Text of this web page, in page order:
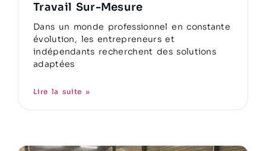
Travail Sur-Mesure
Dans un monde professionnel en constante
évolution, les entrepreneurs et
indépendants recherchent des solutions
adaptées
Lire la suite »